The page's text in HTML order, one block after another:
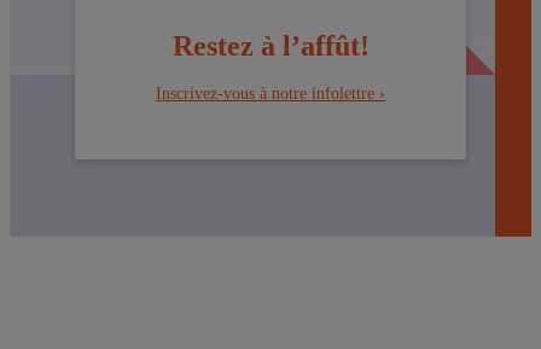
Restez à l’affût!
Inscrivez-vous à notre infolettre ›